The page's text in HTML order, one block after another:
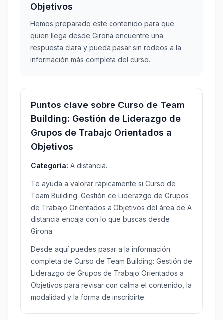
Objetivos
Hemos preparado este contenido para que
quien llega desde Girona encuentre una
respuesta clara y pueda pasar sin rodeos a la
información más completa del curso.
Puntos clave sobre Curso de Team
Building: Gestión de Liderazgo de
Grupos de Trabajo Orientados a
Objetivos
Categoría: A distancia.
Te ayuda a valorar rápidamente si Curso de
Team Building: Gestión de Liderazgo de Grupos
de Trabajo Orientados a Objetivos del área de A
distancia encaja con lo que buscas desde
Girona.
Desde aquí puedes pasar a la información
completa de Curso de Team Building: Gestión de
Liderazgo de Grupos de Trabajo Orientados a
Objetivos para revisar con calma el contenido, la
modalidad y la forma de inscribirte.